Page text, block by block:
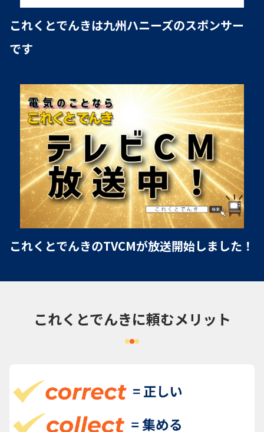
これくとでんきは九州ハニーズのスポンサー
です
これくとでんきのTVCMが放送開始しました！
これくとでんきに頼むメリット